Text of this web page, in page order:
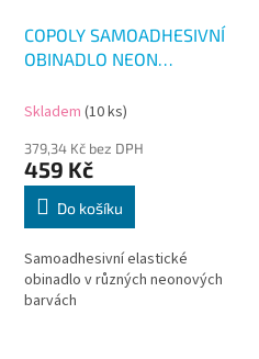
COPOLY SAMOADHESIVNÍ
OBINADLO NEON
Skladem (10 ks)
379,34 Kč bez DPH
459 Kč
Do košíku
Samoadhesivní elastické
obinadlo v různých neonových
barvách